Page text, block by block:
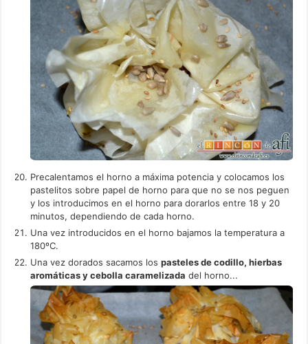
Precalentamos el horno a máxima potencia y colocamos los
pastelitos sobre papel de horno para que no se nos peguen
y los introducimos en el horno para dorarlos entre 18 y 20
minutos, dependiendo de cada horno.
Una vez introducidos en el horno bajamos la temperatura a
180ºC.
Una vez dorados sacamos lospasteles de codillo, hierbas
aromáticas y cebolla caramelizada del horno...